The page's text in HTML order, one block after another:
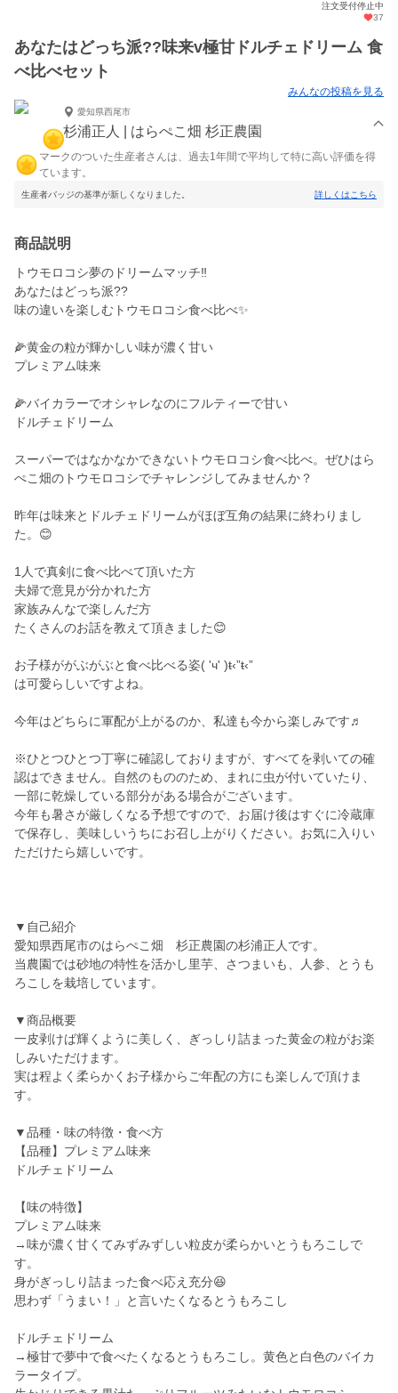
注文受付停止中
37
あなたはどっち派??味来v極甘ドルチェドリーム 食
べ比べセット
みんなの投稿を見る
愛知県西尾市
杉浦正人 | はらぺこ畑 杉正農園
マークのついた生産者さんは、過去1年間で平均して特に高い評価を得
ています。
生産者バッジの基準が新しくなりました。 詳しくはこちら
商品説明
トウモロコシ夢のドリームマッチ‼️
あなたはどっち派??
味の違いを楽しむトウモロコシ食べ比べ✨
🌽黄金の粒が輝かしい味が濃く甘い
プレミアム味来
🌽バイカラーでオシャレなのにフルティーで甘い
ドルチェドリーム
スーパーではなかなかできないトウモロコシ食べ比べ。ぜひはら
ぺこ畑のトウモロコシでチャレンジしてみませんか？
昨年は味来とドルチェドリームがほぼ互角の結果に終わりまし
た。😊
1人で真剣に食べ比べて頂いた方
夫婦で意見が分かれた方
家族みんなで楽しんだ方
たくさんのお話を教えて頂きました😊
お子様ががぶがぶと食べ比べる姿( 'ч' )ŧ‹”ŧ‹”
は可愛らしいですよね。
今年はどちらに軍配が上がるのか、私達も今から楽しみです♬
※ひとつひとつ丁寧に確認しておりますが、すべてを剥いての確
認はできません。自然のもののため、まれに虫が付いていたり、
一部に乾燥している部分がある場合がございます。
今年も暑さが厳しくなる予想ですので、お届け後はすぐに冷蔵庫
で保存し、美味しいうちにお召し上がりください。お気に入りい
ただけたら嬉しいです。
▼自己紹介
愛知県西尾市のはらぺこ畑 杉正農園の杉浦正人です。
当農園では砂地の特性を活かし里芋、さつまいも、人参、とうも
ろこしを栽培しています。
▼商品概要
一皮剥けば輝くように美しく、ぎっしり詰まった黄金の粒がお楽
しみいただけます。
実は程よく柔らかくお子様からご年配の方にも楽しんで頂けま
す。
▼品種・味の特徴・食べ方
【品種】プレミアム味来
ドルチェドリーム
【味の特徴】
プレミアム味来
→味が濃く甘くてみずみずしい粒皮が柔らかいとうもろこしで
す。
身がぎっしり詰まった食べ応え充分😆
思わず「うまい！」と言いたくなるとうもろこし
ドルチェドリーム
→極甘で夢中で食べたくなるとうもろこし。黄色と白色のバイカ
ラータイプ。